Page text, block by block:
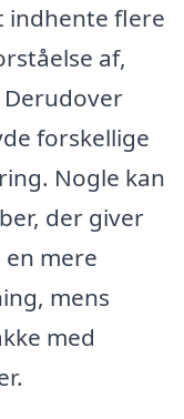
indhente flere
af,
forskellige
Nogle kan
der giver
mere
mens
med